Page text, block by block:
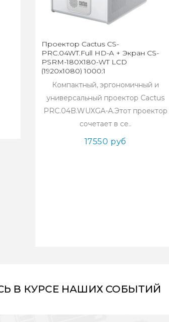
Проектор Cactus CS-
PRC.04WT.Full HD-A + Экран CS-
PSRM-180X180-WT LCD
(1920x1080) 1000:1
Компактный, эргономичный и
универсальный проектор Cactus
PRC.04B.WUXGA-A.Этот проектор
сочетает в се..
17550 руб
В КУРСЕ НАШИХ СОБЫТИЙ